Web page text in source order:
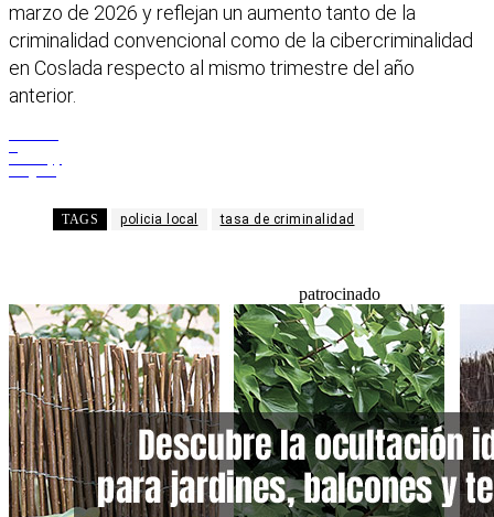
marzo de 2026 y reflejan un aumento tanto de la
criminalidad convencional como de la cibercriminalidad
en Coslada respecto al mismo trimestre del año
anterior.
TAGS policia local tasa de criminalidad
patrocinado